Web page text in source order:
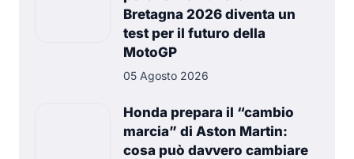
Bretagna 2026 diventa un
test per il futuro della
MotoGP
05 Agosto 2026
Honda prepara il “cambio
marcia” di Aston Martin:
cosa può davvero cambiare